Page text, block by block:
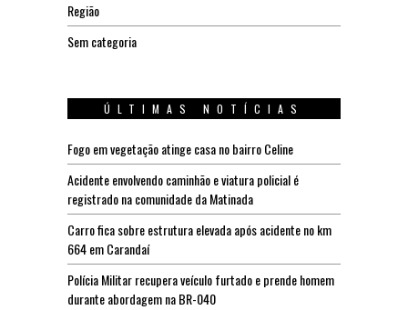
Região
Sem categoria
ÚLTIMAS NOTÍCIAS
Fogo em vegetação atinge casa no bairro Celine
Acidente envolvendo caminhão e viatura policial é
registrado na comunidade da Matinada
Carro fica sobre estrutura elevada após acidente no km
664 em Carandaí
Polícia Militar recupera veículo furtado e prende homem
durante abordagem na BR-040